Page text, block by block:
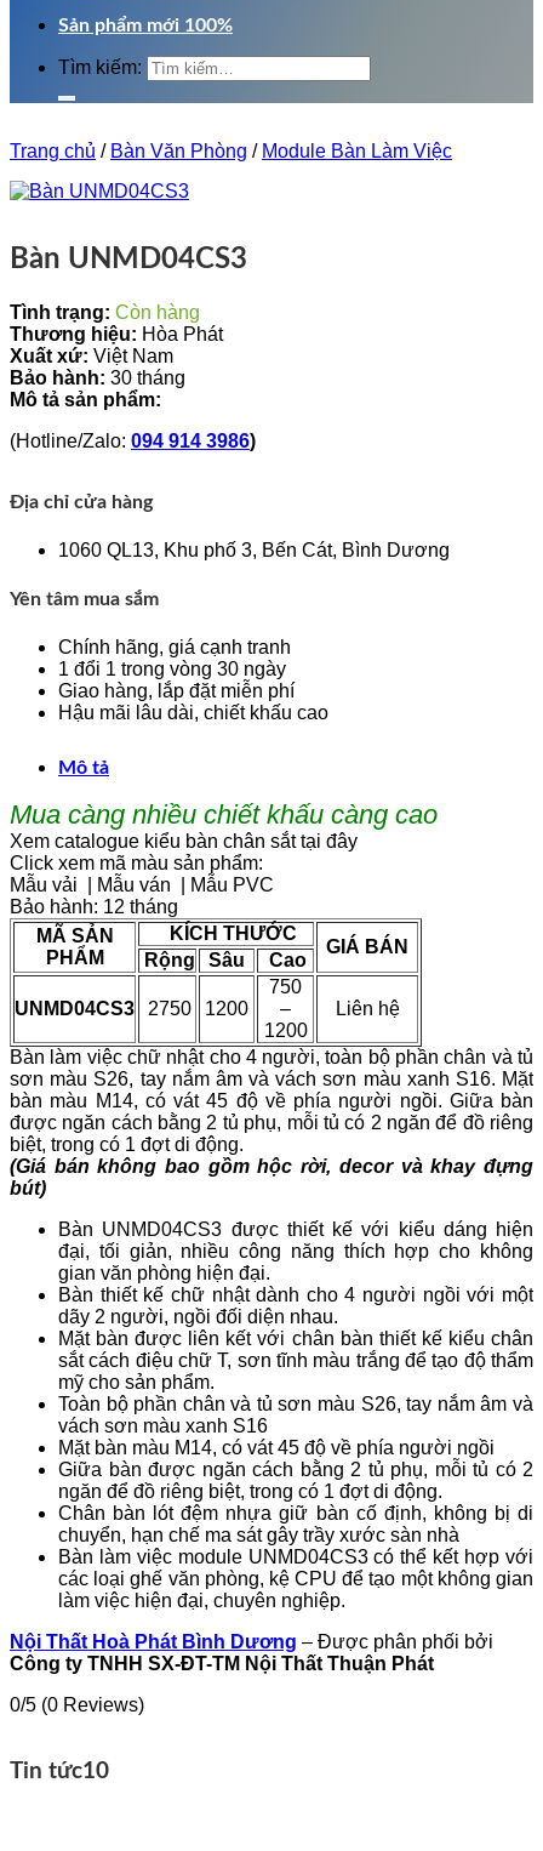
Sản phẩm mới 100%
Tìm kiếm:
Trang chủ / Bàn Văn Phòng / Module Bàn Làm Việc
Bàn UNMD04CS3
Tình trạng: Còn hàng
Thương hiệu: Hòa Phát
Xuất xứ: Việt Nam
Bảo hành: 30 tháng
Mô tả sản phẩm:
(Hotline/Zalo: 094 914 3986)
Địa chỉ cửa hàng
1060 QL13, Khu phố 3, Bến Cát, Bình Dương
Yên tâm mua sắm
Chính hãng, giá cạnh tranh
1 đổi 1 trong vòng 30 ngày
Giao hàng, lắp đặt miễn phí
Hậu mãi lâu dài, chiết khấu cao
Mô tả
Mua càng nhiều chiết khấu càng cao
Xem catalogue kiểu bàn chân sắt tại đây
Click xem mã màu sản phẩm:
Mẫu vải
Mẫu ván
Mẫu PVC
Bảo hành: 12 tháng
MÃ SẢN
PHẨM
KÍCH THƯỚC
GIÁ BÁN
Rộng Sâu Cao
UNMD04CS3 2750 1200
750
–
1200
Liên hệ
Bàn làm việc chữ nhật cho 4 người, toàn bộ phần chân và tủ
sơn màu S26, tay nắm âm và vách sơn màu xanh S16. Mặt
bàn màu M14, có vát 45 độ về phía người ngồi. Giữa bàn
được ngăn cách bằng 2 tủ phụ, mỗi tủ có 2 ngăn để đồ riêng
biệt, trong có 1 đợt di động.
(Giá bán không bao gồm hộc rời, decor và khay đựng
bút)
Bàn UNMD04CS3 được thiết kế với kiểu dáng hiện
đại, tối giản, nhiều công năng thích hợp cho không
gian văn phòng hiện đại.
Bàn thiết kế chữ nhật dành cho 4 người ngồi với một
dãy 2 người, ngồi đối diện nhau.
Mặt bàn được liên kết với chân bàn thiết kế kiểu chân
sắt cách điệu chữ T, sơn tĩnh màu trắng để tạo độ thẩm
mỹ cho sản phẩm.
Toàn bộ phần chân và tủ sơn màu S26, tay nắm âm và
vách sơn màu xanh S16
Mặt bàn màu M14, có vát 45 độ về phía người ngồi
Giữa bàn được ngăn cách bằng 2 tủ phụ, mỗi tủ có 2
ngăn để đồ riêng biệt, trong có 1 đợt di động.
Chân bàn lót đệm nhựa giữ bàn cố định, không bị di
chuyển, hạn chế ma sát gây trầy xước sàn nhà
Bàn làm việc module UNMD04CS3 có thể kết hợp với
các loại ghế văn phòng, kệ CPU để tạo một không gian
làm việc hiện đại, chuyên nghiệp.
Nội Thất Hoà Phát Bình Dương – Được phân phối bởi
Công ty TNHH SX-ĐT-TM Nội Thất Thuận Phát
0/5 (0 Reviews)
Tin tức10